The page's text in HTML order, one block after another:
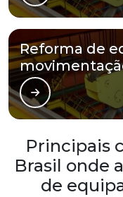
Reforma de
Principais
Brasil onde
de